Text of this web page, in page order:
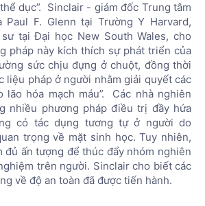
dục”. Sinclair - giám đốc Trung tâm
Paul F. Glenn tại Trường Y Harvard,
tại Đại học New South Wales, cho
pháp này kích thích sự phát triển của
sức chịu đựng ở chuột, đồng thời
liệu pháp ở người nhằm giải quyết các
lão hóa mạch máu”. Các nhà nghiên
nhiều phương pháp điều trị đầy hứa
có tác dụng tương tự ở người do
trọng về mặt sinh học. Tuy nhiên,
đủ ấn tượng để thúc đẩy nhóm nghiên
trên người. Sinclair cho biết các
về độ an toàn đã được tiến hành.